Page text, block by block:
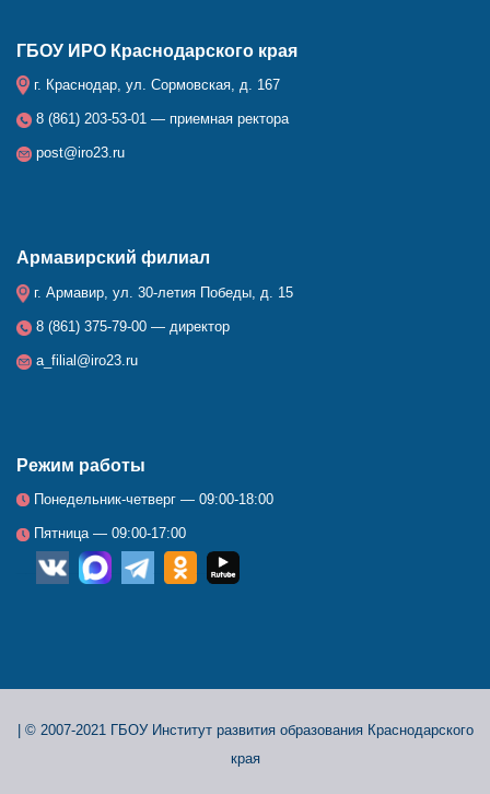
ГБОУ ИРО Краснодарского края
г. Краснодар, ул. Сормовская, д. 167
8 (861) 203-53-01 — приемная ректора
post@iro23.ru
Армавирский филиал
г. Армавир, ул. 30-летия Победы, д. 15
8 (861) 375-79-00 — директор
a_filial@iro23.ru
Режим работы
Понедельник-четверг — 09:00-18:00
Пятница — 09:00-17:00
© 2007-2021 ГБОУ Институт развития образования Краснодарского
края